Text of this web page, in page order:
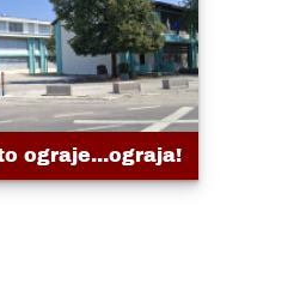
ograje...ograja!